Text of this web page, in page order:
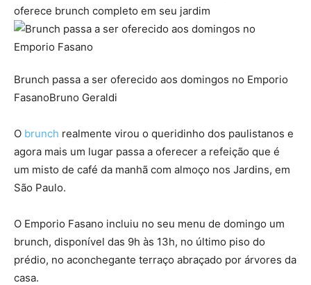
oferece brunch completo em seu jardim
Brunch passa a ser oferecido aos domingos no Emporio
FasanoBruno Geraldi
O brunch realmente virou o queridinho dos paulistanos e
agora mais um lugar passa a oferecer a refeição que é
um misto de café da manhã com almoço nos Jardins, em
São Paulo.
O Emporio Fasano incluiu no seu menu de domingo um
brunch, disponível das 9h às 13h, no último piso do
prédio, no aconchegante terraço abraçado por árvores da
casa.